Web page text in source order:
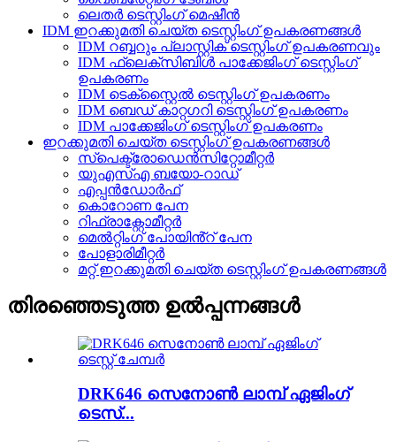
ലെതർ ടെസ്റ്റിംഗ് മെഷീൻ
IDM ഇറക്കുമതി ചെയ്ത ടെസ്റ്റിംഗ് ഉപകരണങ്ങൾ
IDM റബ്ബറും പ്ലാസ്റ്റിക് ടെസ്റ്റിംഗ് ഉപകരണവും
IDM ഫ്ലെക്സിബിൾ പാക്കേജിംഗ് ടെസ്റ്റിംഗ്
ഉപകരണം
IDM ടെക്സ്റ്റൈൽ ടെസ്റ്റിംഗ് ഉപകരണം
IDM ബെഡ് കാറ്റഗറി ടെസ്റ്റിംഗ് ഉപകരണം
IDM പാക്കേജിംഗ് ടെസ്റ്റിംഗ് ഉപകരണം
ഇറക്കുമതി ചെയ്ത ടെസ്റ്റിംഗ് ഉപകരണങ്ങൾ
സ്പെക്ട്രോഡെൻസിറ്റോമീറ്റർ
യുഎസ്എ ബയോ-റാഡ്
എപ്പൻഡോർഫ്
കൊറോണ പേന
റിഫ്രാക്റ്റോമീറ്റർ
മെൽറ്റിംഗ് പോയിൻ്റ് പേന
പോളാരിമീറ്റർ
മറ്റ് ഇറക്കുമതി ചെയ്ത ടെസ്റ്റിംഗ് ഉപകരണങ്ങൾ
തിരഞ്ഞെടുത്ത ഉൽപ്പന്നങ്ങൾ
DRK646 സെനോൺ ലാമ്പ് ഏജിംഗ്
ടെസ്...